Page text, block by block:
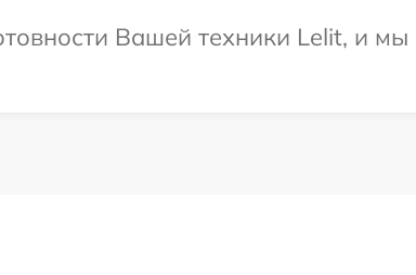
Вашей техники Lelit, и